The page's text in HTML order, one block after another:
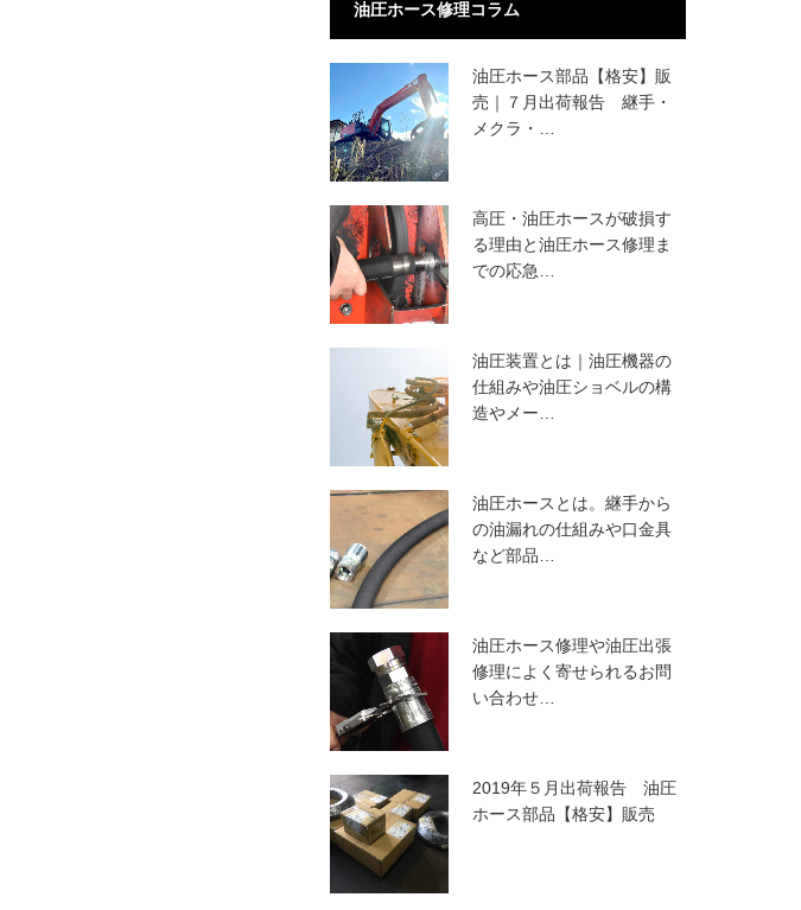
油圧ホース修理コラム
油圧ホース部品【格安】販
売｜７月出荷報告 継手・
メクラ・…
高圧・油圧ホースが破損す
る理由と油圧ホース修理ま
での応急…
油圧装置とは｜油圧機器の
仕組みや油圧ショベルの構
造やメー…
油圧ホースとは。継手から
の油漏れの仕組みや口金具
など部品…
油圧ホース修理や油圧出張
修理によく寄せられるお問
い合わせ…
2019年５月出荷報告 油圧
ホース部品【格安】販売